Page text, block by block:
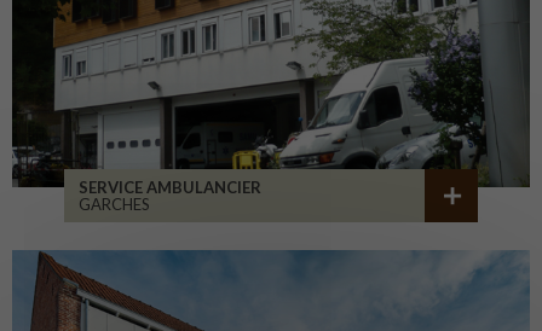
SERVICE AMBULANCIER
GARCHES